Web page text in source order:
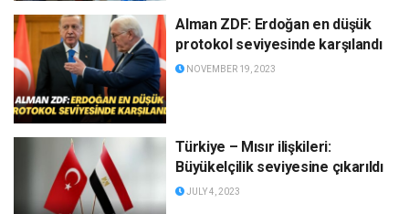
Alman ZDF: Erdoğan en düşük
protokol seviyesinde karşılandı
NOVEMBER 19, 2023
Türkiye – Mısır ilişkileri:
Büyükelçilik seviyesine çıkarıldı
JULY 4, 2023